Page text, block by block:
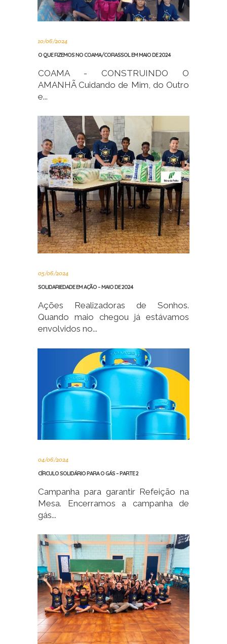
10/06/2024
O QUE FIZEMOS NO COAMA/CORASSOL EM MAIO DE 2024
COAMA - CONSTRUINDO O
AMANHÃ Cuidando de Mim, do Outro
e...
05/06/2024
SOLIDARIEDADE EM AÇÃO – MAIO DE 2024
Ações Realizadoras de Sonhos.
Quando maio chegou já estávamos
envolvidos no...
04/06/2024
CÍRCULO SOLIDÁRIO PARA O GÁS – PARTE 2
Campanha para garantir Refeição na
Mesa. Encerramos a campanha de
gás...